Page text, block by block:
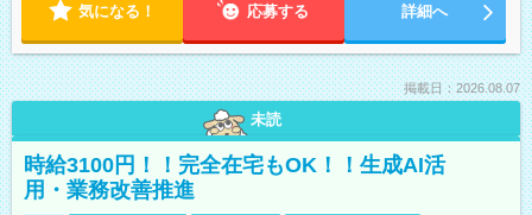
気になる！ 応募する 詳細へ
掲載日：2026.08.07
未読
時給3100円！！完全在宅もOK！！生成AI活
用・業務改善推進